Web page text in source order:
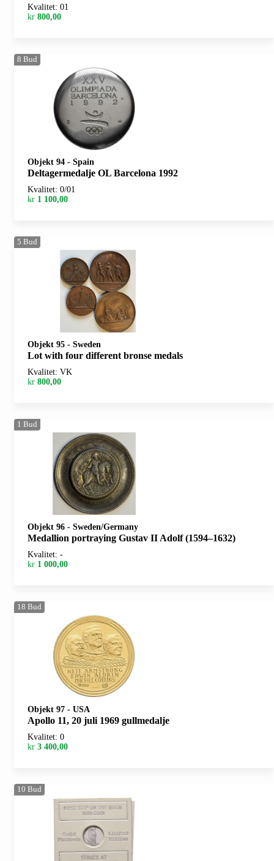
Kvalitet: 01
kr 800,00
8 Bud
Objekt 94 - Spain
Deltagermedalje OL Barcelona 1992
Kvalitet: 0/01
kr 1 100,00
5 Bud
Objekt 95 - Sweden
Lot with four different bronse medals
Kvalitet: VK
kr 800,00
1 Bud
Objekt 96 - Sweden/Germany
Medallion portraying Gustav II Adolf (1594–1632)
Kvalitet: -
kr 1 000,00
18 Bud
Objekt 97 - USA
Apollo 11, 20 juli 1969 gullmedalje
Kvalitet: 0
kr 3 400,00
10 Bud